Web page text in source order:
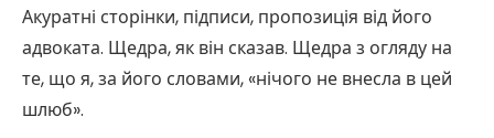
Акуратні сторінки, підписи, пропозиція від його
адвоката. Щедра, як він сказав. Щедра з огляду на
те, що я, за його словами, «нічого не внесла в цей
шлюб».